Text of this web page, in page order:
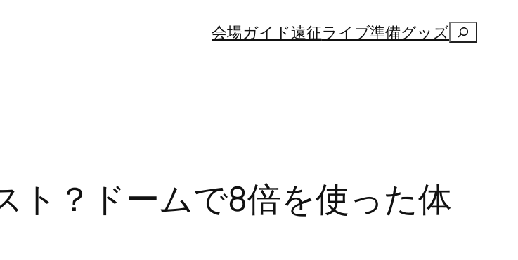
会場ガイド遠征ライブ準備グッズ 検
ト？ドームで8倍を使った体